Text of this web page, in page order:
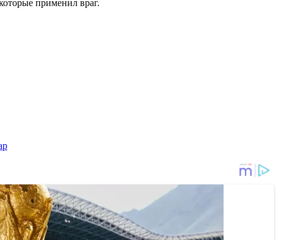
применил враг.